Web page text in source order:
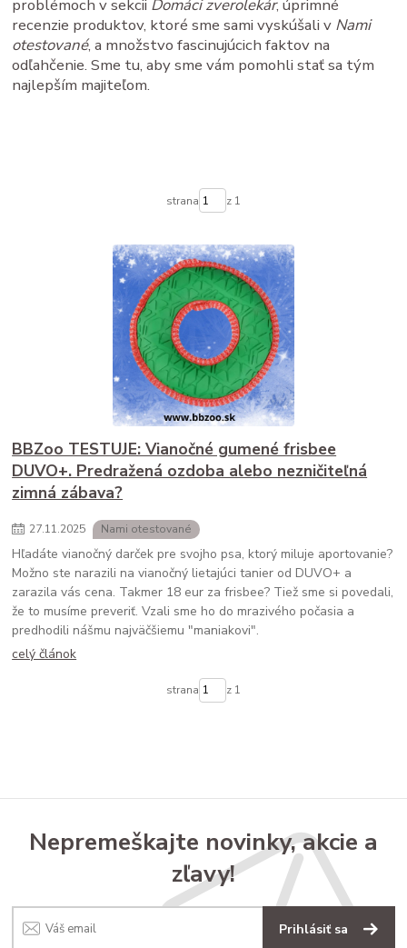
problémoch v sekcii Domáci zverolekár, úprimné
recenzie produktov, ktoré sme sami vyskúšali v Nami
otestované, a množstvo fascinujúcich faktov na
odľahčenie. Sme tu, aby sme vám pomohli stať sa tým
najlepším majiteľom.
strana z 1
BBZoo TESTUJE: Vianočné gumené frisbee
DUVO+. Predražená ozdoba alebo nezničiteľná
zimná zábava?
27.11.2025 Nami otestované
Hľadáte vianočný darček pre svojho psa, ktorý miluje aportovanie?
Možno ste narazili na vianočný lietajúci tanier od DUVO+ a
zarazila vás cena. Takmer 18 eur za frisbee? Tiež sme si povedali,
že to musíme preveriť. Vzali sme ho do mrazivého počasia a
predhodili nášmu najväčšiemu "maniakovi".
celý článok
strana z 1
Nepremeškajte novinky, akcie a
zľavy!
Prihlásiť sa